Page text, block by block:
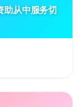
从中服务切